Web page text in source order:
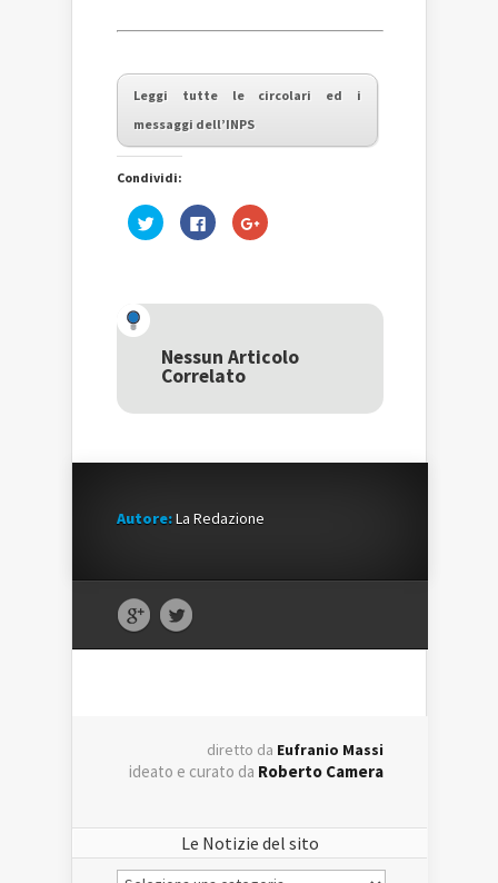
Leggi tutte le circolari ed i
messaggi dell’INPS
Condividi:
Fai
clic
una
nuova
finestra)
Fai
clic
nuova
finestra)
Fai
clic
una
nuova
Nessun Articolo
Correlato
Autore:La Redazione
diretto da Eufranio Massi
ideato e curato da Roberto Camera
Le Notizie del sito
Le